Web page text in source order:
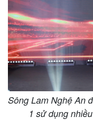
Sông Lam Nghệ An
1 sử dụng